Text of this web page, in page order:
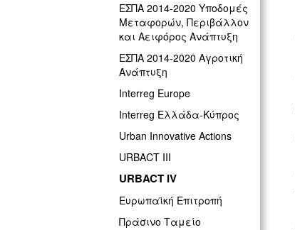
ΕΣΠΑ 2014-2020 Υποδομές
Μεταφορών, Περιβάλλον
και Αειφόρος Ανάπτυξη
ΕΣΠΑ 2014-2020 Αγροτική
Ανάπτυξη
Interreg Europe
Interreg Ελλάδα-Κύπρος
Urban Innovative Actions
URBACT III
URBACT IV
Ευρωπαϊκή Επιτροπή
Πράσινο Ταμείο